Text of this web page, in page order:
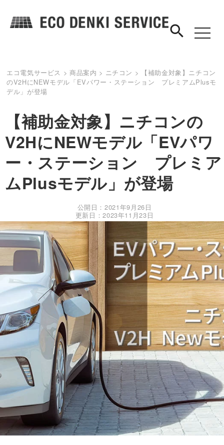
toggle
search
エコ電気サービス >商品案内 > ニチコン >
【補助金対象】ニチコン
のV2HにNEWモデル「EVパワー・ステーション プレミアムPlusモ
デル」が登場
【補助金対象】ニチコンの
V2HにNEWモデル「EVパワ
ー・ステーション プレミア
ムPlusモデル」が登場
公開日：2021年9月26日
更新日：2023年11月23日